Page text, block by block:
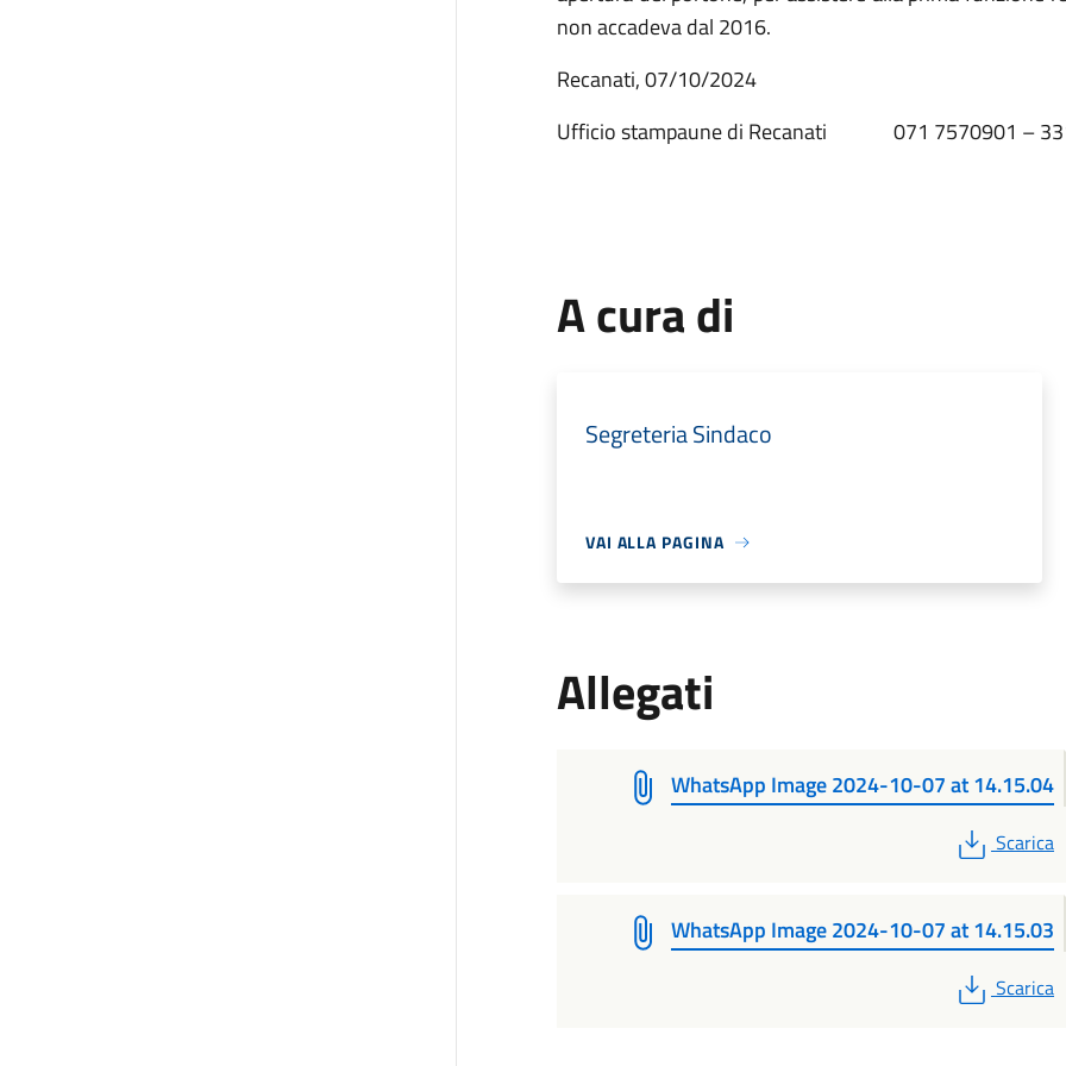
non accadeva dal 2016.
Recanati, 07/
Ufficio stampaune di Recanati 071 7570901 –
A cura di
Segreteria Sindaco
VAI ALLA PAGINA
Allegati
WhatsApp Image 2024-10-07 at 14.15.04
PDF
Scarica
WhatsApp Image 2024-10-07 at 14.15.03
PDF
Scarica